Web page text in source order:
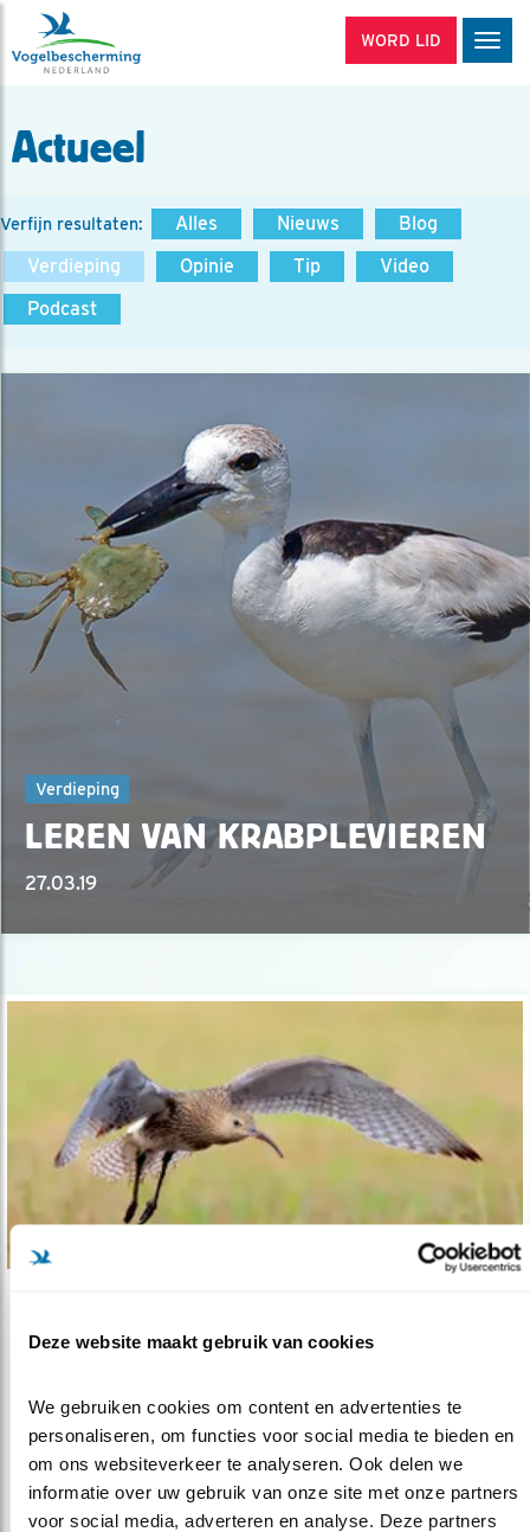
Deze website maakt gebruik van cookies
We gebruiken cookies om content en advertenties te
personaliseren, om functies voor social media te bieden en
om ons websiteverkeer te analyseren. Ook delen we
informatie over uw gebruik van onze site met onze partners
voor social media, adverteren en analyse. Deze partners
WORD LID
Actueel
Verfijn resultaten: Alles Nieuws
Blog
Verdieping
Opinie Tip
Video
Podcast
Verdieping
LEREN VAN KRABPLEVIEREN
27.03.19
Wulpen en grutto’s in de problemen
bedreigde vogels zijn.